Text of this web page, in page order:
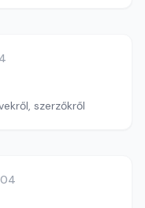
szerzőkről